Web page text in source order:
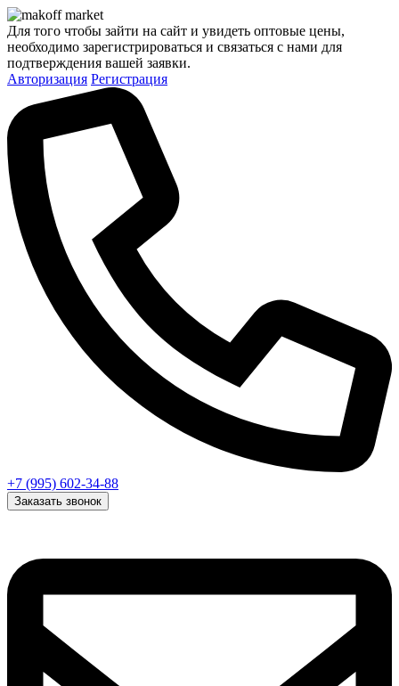
Для того чтобы зайти на сайт и увидеть оптовые цены,
необходимо зарегистрироваться и связаться с нами для
подтверждения вашей заявки.
Авторизация Регистрация
+7 (995) 602-34-88
Заказать звонок